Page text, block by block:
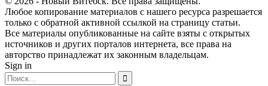
Любое копирование материалов с нашего ресурса разрешается
только с обратной активной ссылкой на страницу статьи.
Все материалы опубликованные на сайте взяты с открытых
источников и других порталов интернета, все права на
авторство принадлежат их законным владельцам.
Sign in